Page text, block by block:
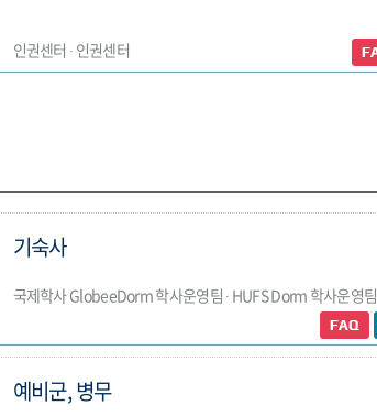
인권센터 ∙ 인권센터
국제학사 GlobeeDorm 학사운영팀 ∙ HUFS Dorm 학사운영팀
기숙사
예비군, 병무